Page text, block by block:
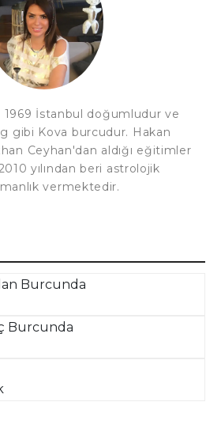
1969 İstanbul doğumludur ve
gibi Kova burcudur. Hakan
Ceyhan'dan aldığı eğitimler
yılından beri astrolojik
vermektedir.
Burcunda
Burcunda